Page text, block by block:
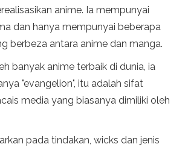
anime. Ia mempunyai
dan hanya mempunyai beberapa
berbeza antara anime dan manga.
banyak anime terbaik di dunia, ia
"evangelion", itu adalah sifat
media yang biasanya dimiliki oleh
pada tindakan, wicks dan jenis